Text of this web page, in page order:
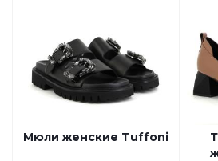
Мюли женские Tuffoni